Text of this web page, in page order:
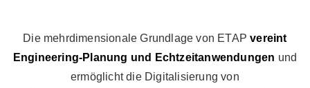
Die mehrdimensionale Grundlage von ETAPvereint
Engineering-Planung und Echtzeitanwendungen und
ermöglicht die Digitalisierung von